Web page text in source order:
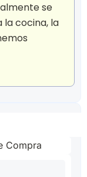
se
la cocina, la
Compra